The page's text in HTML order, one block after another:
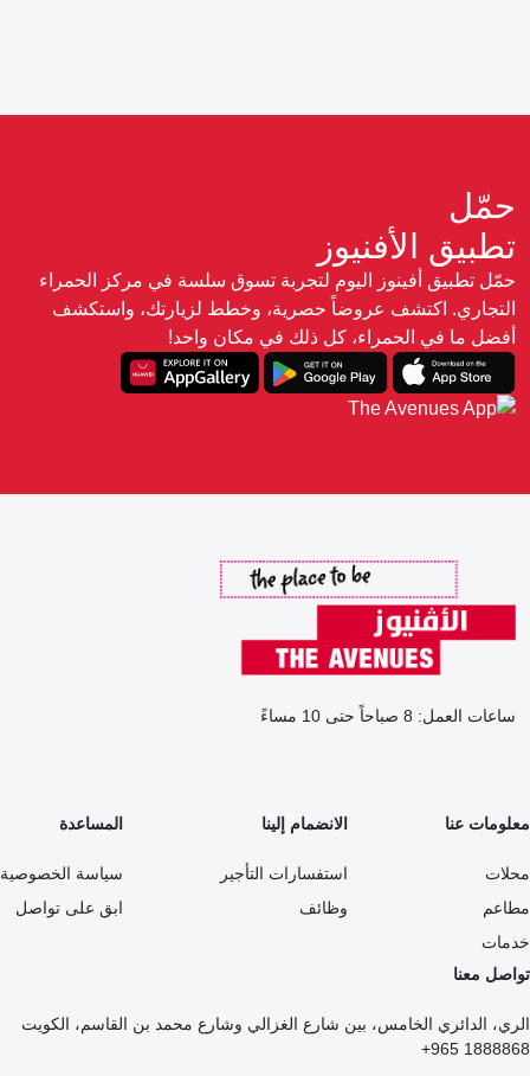
حمّل
تطبيق الأفنيوز
حمّل تطبيق أفينوز اليوم لتجربة تسوق سلسة في مركز الحمراء
التجاري. اكتشف عروضاً حصرية، وخطط لزيارتك، واستكشف
أفضل ما في الحمراء، كل ذلك في مكان واحد!
ساعات العمل: 8 صباحاً حتى 10 مساءً
معلومات عنا
محلات
مطاعم
خدمات
الانضمام إلينا
استفسارات التأجير
وظائف
المساعدة
سياسة الخصوصية
ابق على تواصل
تواصل معنا
الري، الدائري الخامس، بين شارع الغزالي وشارع محمد بن القاسم، الكويت
1888868 965+